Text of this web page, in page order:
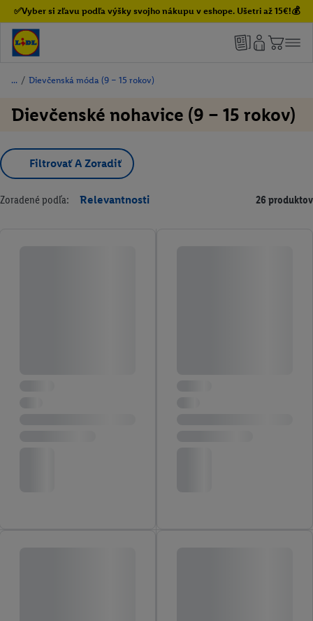
✅Vyber si zľavu podľa výšky svojho nákupu v eshope. Ušetri až 15€!💰
/ Dievčenská móda (9 – 15 rokov)
Dievčenské nohavice (9 – 15 rokov)
Filtrovať A Zoradiť
Zoradené podľa: Relevantnosti 26 produktov